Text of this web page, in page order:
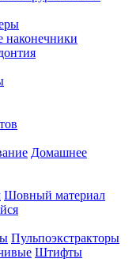
наконечники
Домашнее
Шовный материал
Пульпоэкстракторы
Штифты